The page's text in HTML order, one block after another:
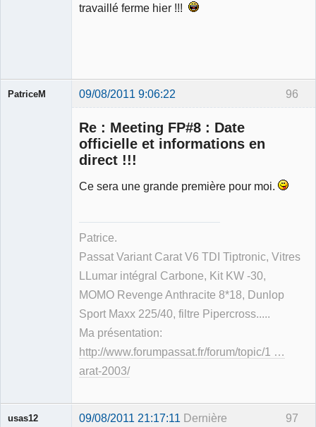
travaillé ferme hier !!!
96
PatriceM 09/08/2011 9:06:22
Re : Meeting FP#8 : Date
officielle et informations en
direct !!!
Ce sera une grande première pour moi.
Patrice.
Passat Variant Carat V6 TDI Tiptronic, Vitres
LLumar intégral Carbone, Kit KW -30,
MOMO Revenge Anthracite 8*18, Dunlop
Sport Maxx 225/40, filtre Pipercross.....
Ma présentation:
http://www.forumpassat.fr/forum/topic/1 …
arat-2003/
97
usas12 09/08/2011 21:17:11 Dernière